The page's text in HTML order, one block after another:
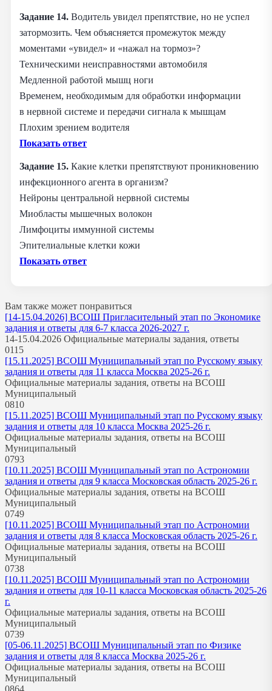
Задание 14. Водитель увидел препятствие, но не успел
затормозить. Чем объясняется промежуток между
моментами «увидел» и «нажал на тормоз»?
Техническими неисправностями автомобиля
Медленной работой мышц ноги
Временем, необходимым для обработки информации
в нервной системе и передачи сигнала к мышцам
Плохим зрением водителя
Показать ответ
Задание 15. Какие клетки препятствуют проникновению
инфекционного агента в организм?
Нейроны центральной нервной системы
Миобласты мышечных волокон
Лимфоциты иммунной системы
Эпителиальные клетки кожи
Показать ответ
Вам также может понравиться
[14-15.04.2026] ВСОШ Пригласительный этап по Экономике
задания и ответы для 6-7 класса 2026-2027 г.
14-15.04.2026 Официальные материалы задания, ответы
0115
[15.11.2025] ВСОШ Муниципальный этап по Русскому языку
задания и ответы для 11 класса Москва 2025-26 г.
Официальные материалы задания, ответы на ВСОШ
Муниципальный
0810
[15.11.2025] ВСОШ Муниципальный этап по Русскому языку
задания и ответы для 10 класса Москва 2025-26 г.
Официальные материалы задания, ответы на ВСОШ
Муниципальный
0793
[10.11.2025] ВСОШ Муниципальный этап по Астрономии
задания и ответы для 9 класса Московская область 2025-26 г.
Официальные материалы задания, ответы на ВСОШ
Муниципальный
0749
[10.11.2025] ВСОШ Муниципальный этап по Астрономии
задания и ответы для 8 класса Московская область 2025-26 г.
Официальные материалы задания, ответы на ВСОШ
Муниципальный
0738
[10.11.2025] ВСОШ Муниципальный этап по Астрономии
задания и ответы для 10-11 класса Московская область 2025-26
г.
Официальные материалы задания, ответы на ВСОШ
Муниципальный
0739
[05-06.11.2025] ВСОШ Муниципальный этап по Физике
задания и ответы для 8 класса Москва 2025-26 г.
Официальные материалы задания, ответы на ВСОШ
Муниципальный
0864